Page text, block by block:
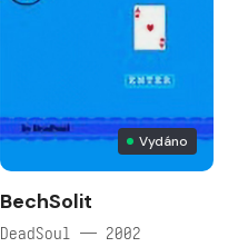
Vydáno
BechSolit
DeadSoul — 2002